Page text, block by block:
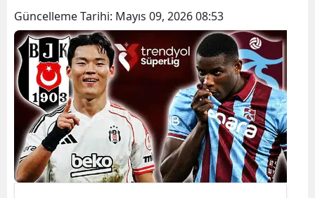
Güncelleme Tarihi: Mayıs 09, 2026 08:53